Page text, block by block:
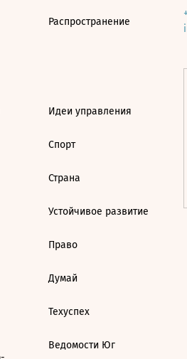
Распространение
Идеи управления
Спорт
Страна
Устойчивое развитие
Право
Думай
Техуспех
Ведомости Юг